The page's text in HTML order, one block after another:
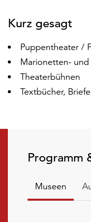
Kurz gesagt
Puppentheater /
Marionetten-
Theaterbühnen
Textbücher,
Programm
Museen